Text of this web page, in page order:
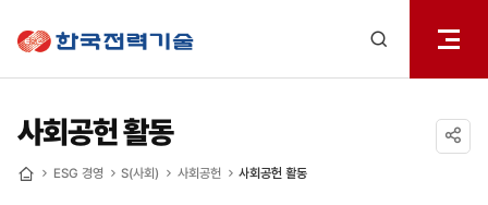
열기
사회공헌 활동
ESG 경영 S(사회) 사회공헌 사회공헌 활동